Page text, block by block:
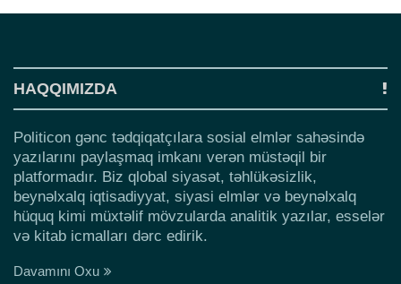
HAQQIMIZDA
Politicon gənc tədqiqatçılara sosial elmlər sahəsində
yazılarını paylaşmaq imkanı verən müstəqil bir
platformadır. Biz qlobal siyasət, təhlükəsizlik,
beynəlxalq iqtisadiyyat, siyasi elmlər və beynəlxalq
hüquq kimi müxtəlif mövzularda analitik yazılar, esselər
və kitab icmalları dərc edirik.
Davamını Oxu